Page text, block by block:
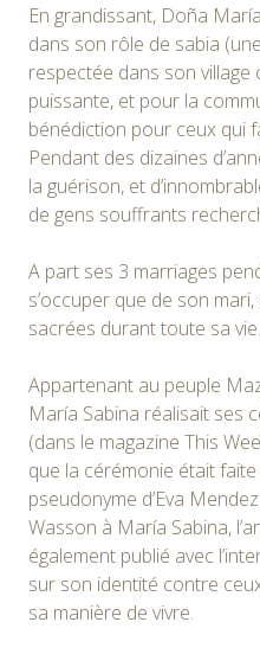
En grandissant, Doña
dans son rôle de sabia
respectée dans son
puissante, et pour la
bénédiction pour ceux qui
Pendant des dizaines
la guérison, et
de gens souffrants
A part ses 3 marriages
s’occuper que de son
sacrées durant toute sa vie.
Appartenant au peuple
María Sabina réalisait ses
(dans le magazine This
que la cérémonie était faite
pseudonyme d’Eva
Wasson à María Sabina,
également publié avec
sur son identité contre
sa manière de vivre.